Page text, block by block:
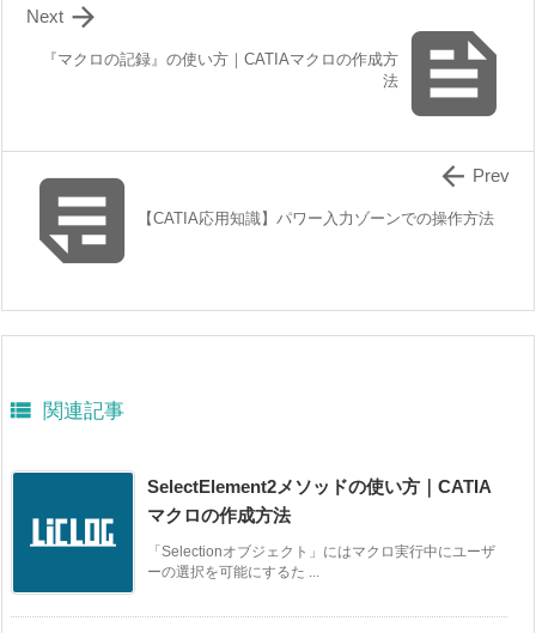

『マクロの記録』の使い方｜CATIAマクロの作成方
法

Next
 【CATIA応用知識】パワー入力ゾーンでの操作方法
 Prev
 関連記事
SelectElement2メソッドの使い方｜CATIA
マクロの作成方法
「Selectionオブジェクト」にはマクロ実行中にユーザ
ーの選択を可能にするた ...